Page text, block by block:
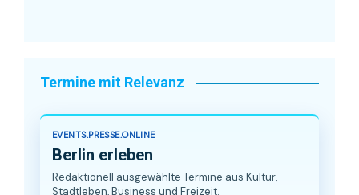
Termine mit Relevanz
EVENTS.PRESSE.ONLINE
Berlin erleben
Redaktionell ausgewählte Termine aus Kultur,
Stadtleben, Business und Freizeit.